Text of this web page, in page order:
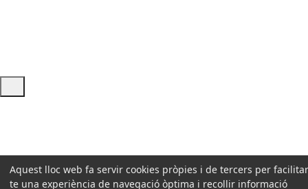
Ajuda i accés ràpid
Aquest lloc web fa servir cookies pròpies i de tercers per
te una experiència de navegació òptima i recollir informació